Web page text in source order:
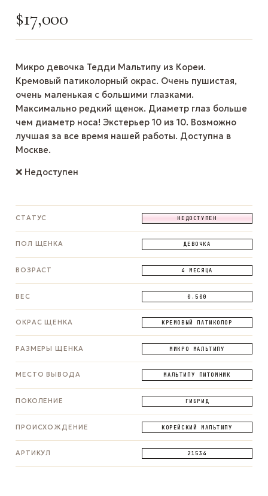
$17,000
Микро девочка Тедди Мальтипу из Кореи.
Кремовый патиколорный окрас. Очень пушистая,
очень маленькая с большими глазками.
Максимально редкий щенок. Диаметр глаз больше
чем диаметр носа! Экстерьер 10 из 10. Возможно
лучшая за все время нашей работы. Доступна в
Москве.
❌ Недоступен
СТАТУС НЕДОСТУПЕН
ПОЛ ЩЕНКА ДЕВОЧКА
ВОЗРАСТ 4 МЕСЯЦА
ВЕС 0.500
ОКРАС ЩЕНКА КРЕМОВЫЙ ПАТИКОЛОР
РАЗМЕРЫ ЩЕНКА МИКРО МАЛЬТИПУ
МЕСТО ВЫВОДА МАЛЬТИПУ ПИТОМНИК
ПОКОЛЕНИЕ ГИБРИД
ПРОИСХОЖДЕНИЕ КОРЕЙСКИЙ МАЛЬТИПУ
АРТИКУЛ 21534